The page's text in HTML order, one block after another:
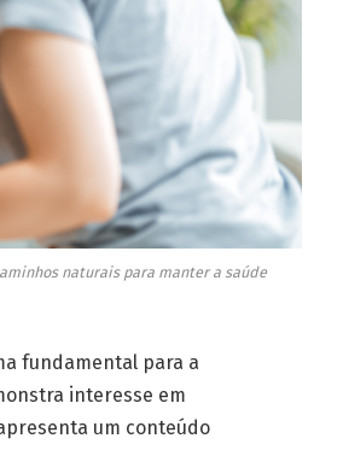
naturais para manter a saúde
fundamental para a
interesse em
um conteúdo